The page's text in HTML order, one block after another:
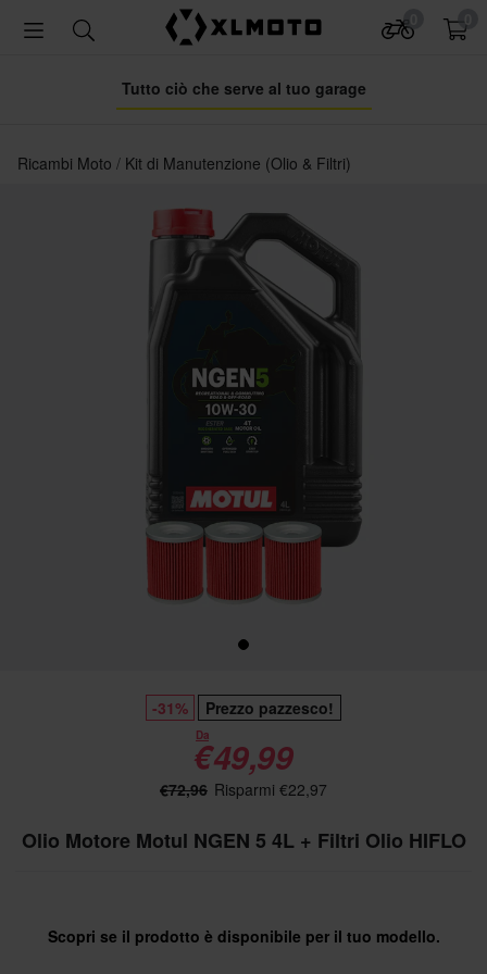
Tutto ciò che serve al tuo garage
Ricambi Moto Kit di Manutenzione (Olio & Filtri)
-31% Prezzo pazzesco!
Da
€49,99
€72,96 Risparmi €22,97
Olio Motore Motul NGEN 5 4L + Filtri Olio HIFLO
Scopri se il prodotto è disponibile per il tuo modello.